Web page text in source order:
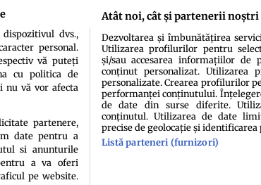
a fost descoperit de catre un grup de pescari australieni, in
propriu, pe cei prezenti. Monstrul fusese, practic, despicat de
gigantice. Acesta este al doilea rechin ucis, descoperit de
scos la suprafata intr-o stare aproape identica.
Politica de cookiesTermeni şi condiţiiEchipa
dvs.,
personal.
vă puteți
cu politica de
nu vă vor afecta
partenere,
date pentru a
si anunturile
a va oferi
pe website.
Atât noi, cât și partenerii
Dezvoltarea și îmbunătățirea
Utilizarea profilurilor pentru
și/sau accesarea informațiilor
conținut personalizat. Utilizarea
personalizate. Crearea profilurilor
performanței conținutului.
de date din surse diferite.
conținutul. Utilizarea de date
precise de geolocație și
Listă parteneri (furnizori)